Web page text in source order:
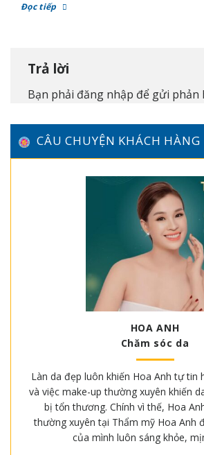
Đọc tiếp
Trả lời
Bạn phải đăng nhập để gửi phản
CÂU CHUYỆN KHÁCH HÀNG
HOA ANH
Chăm sóc da
Làn da đẹp luôn khiến Hoa Anh tự tin
và việc make-up thường xuyên khiến
bị tổn thương. Chính vì thế, Hoa
thường xuyên tại Thẩm mỹ Hoa Anh
của mình luôn sáng khỏe,